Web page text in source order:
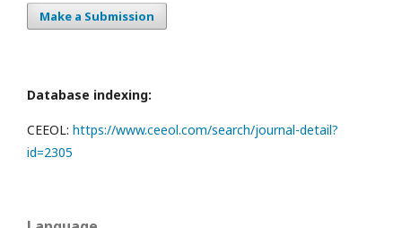
Make a Submission
Database indexing:
CEEOL: https://www.ceeol.com/search/journal-detail?
id=2305